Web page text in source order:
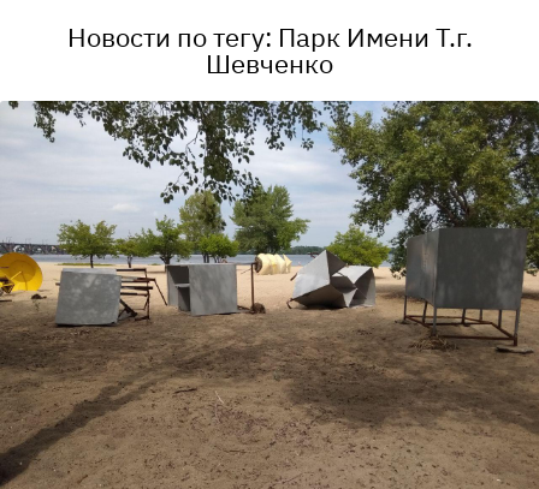
Новости по тегу: Парк Имени Т.г.
Шевченко